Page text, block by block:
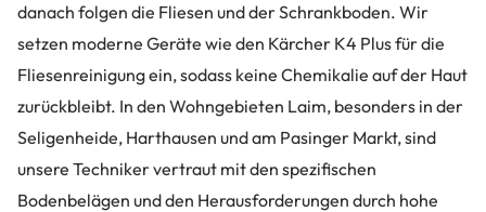
danach folgen die Fliesen und der Schrankboden. Wir
setzen moderne Geräte wie den Kärcher K4 Plus für die
Fliesenreinigung ein, sodass keine Chemikalie auf der Haut
zurückbleibt. In den Wohngebieten Laim, besonders in der
Seligenheide, Harthausen und am Pasinger Markt, sind
unsere Techniker vertraut mit den spezifischen
Bodenbelägen und den Herausforderungen durch hohe